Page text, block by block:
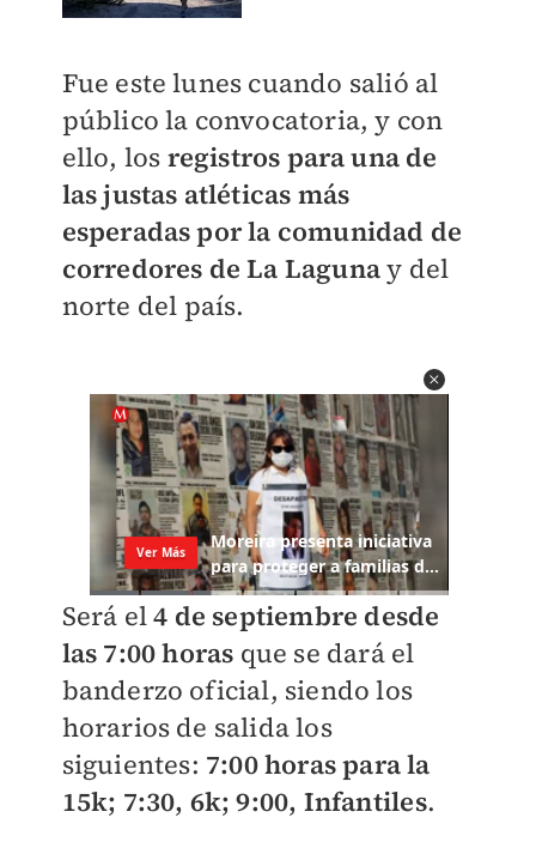
Fue este lunes cuando salió al
público la convocatoria, y con
ello, los registros para una de
las justas atléticas más
esperadas por la comunidad de
corredores de La Lagunay del
norte del país.
Será el4 de septiembre desde
las 7:00 horas que se dará el
banderzo oficial, siendo los
horarios de salida los
siguientes: 7:00 horas para la
15k; 7:30, 6k; 9:00, Infantiles.